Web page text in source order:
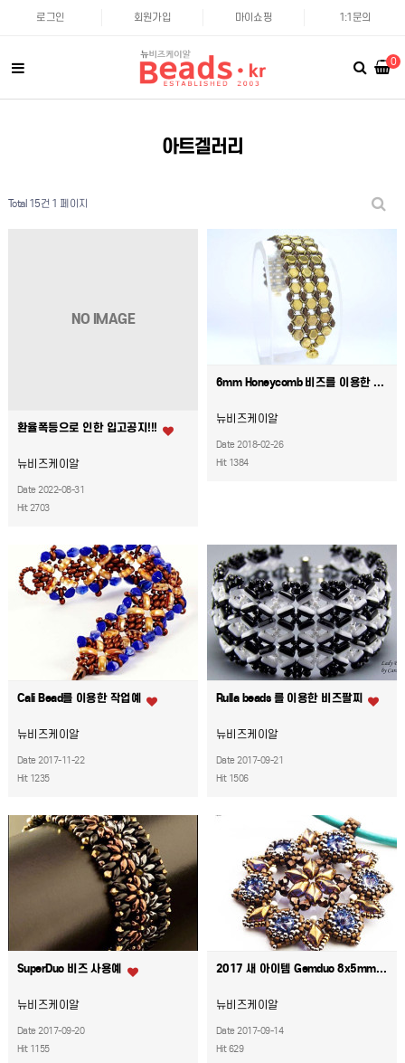
로그인 회원가입 마이쇼핑 1:1문의
0
아트겔러리
Total 15건 1 페이지
NO IMAGE
환율폭등으로 인한 입고공지!!!
뉴비즈케이알
Date 2022-08-31
Hit 2703
6mm Honeycomb 비즈를 이용한 작품
뉴비즈케이알
Date 2018-02-26
Hit 1384
Cali Bead를 이용한 작업예
뉴비즈케이알
Date 2017-11-22
Hit 1235
Rulla beads 를 이용한 비즈팔찌
뉴비즈케이알
Date 2017-09-21
Hit 1506
SuperDuo 비즈 사용예
뉴비즈케이알
Date 2017-09-20
Hit 1155
2017 새 아이템 Gemduo 8x5mm 비즈
뉴비즈케이알
Date 2017-09-14
Hit 629